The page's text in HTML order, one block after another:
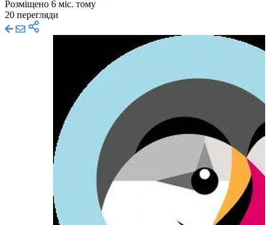
Розміщено 6 міс. тому
20 перегляди